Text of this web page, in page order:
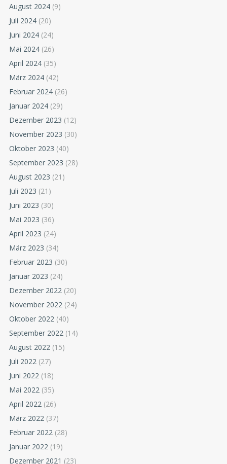
August 2024 (9)
Juli 2024 (20)
Juni 2024 (24)
Mai 2024 (26)
April 2024 (35)
März 2024 (42)
Februar 2024 (26)
Januar 2024 (29)
Dezember 2023 (12)
November 2023 (30)
Oktober 2023 (40)
September 2023 (28)
August 2023 (21)
Juli 2023 (21)
Juni 2023 (30)
Mai 2023 (36)
April 2023 (24)
März 2023 (34)
Februar 2023 (30)
Januar 2023 (24)
Dezember 2022 (20)
November 2022 (24)
Oktober 2022 (40)
September 2022 (14)
August 2022 (15)
Juli 2022 (27)
Juni 2022 (18)
Mai 2022 (35)
April 2022 (26)
März 2022 (37)
Februar 2022 (28)
Januar 2022 (19)
Dezember 2021 (23)